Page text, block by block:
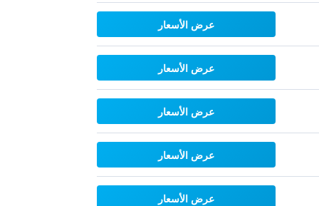
عرض الأسعار
عرض الأسعار
عرض الأسعار
عرض الأسعار
عرض الأسعار